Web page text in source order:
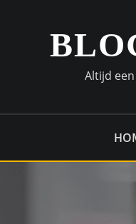
Altijd